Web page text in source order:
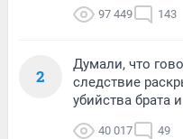
97 449 143
2
Думали, что
следствие
убийства брата
40 017 49